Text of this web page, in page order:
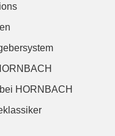
HORNBACH